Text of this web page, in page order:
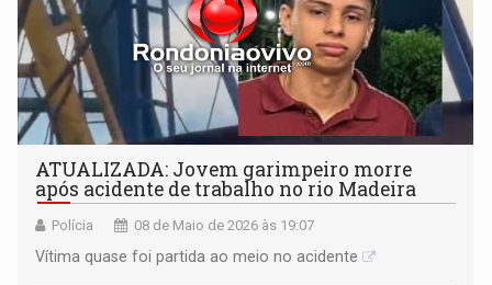
ATUALIZADA: Jovem garimpeiro morre
após acidente de trabalho no rio Madeira
Polícia 08 de Maio de 2026 às 19:07
Vítima quase foi partida ao meio no acidente